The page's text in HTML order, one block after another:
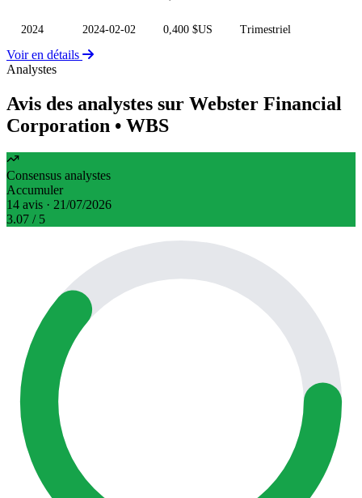
2024 2024-02-02 0,400 $US Trimestriel
Voir en détails
Analystes
Avis des analystes sur Webster Financial
Corporation • WBS
Consensus analystes
Accumuler
14 avis · 21/07/2026
3.07 / 5